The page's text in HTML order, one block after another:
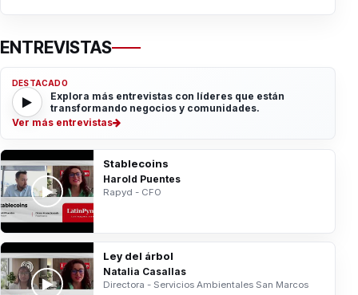
ENTREVISTAS
DESTACADO
Explora más entrevistas con líderes que están
transformando negocios y comunidades.
Ver más entrevistas
Stablecoins
Harold Puentes
Rapyd - CFO
Ley del árbol
Natalia Casallas
Directora - Servicios Ambientales San Marcos